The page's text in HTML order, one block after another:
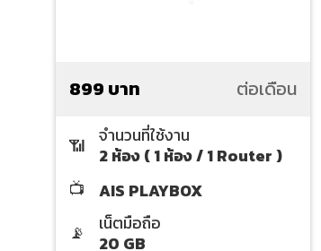
899 บาท ต่อเดือน
📶
จำนวนที่ใช้งาน
2 ห้อง ( 1 ห้อง / 1 Router )
📺
AIS PLAYBOX
📡
เน็ตมือถือ
20 GB